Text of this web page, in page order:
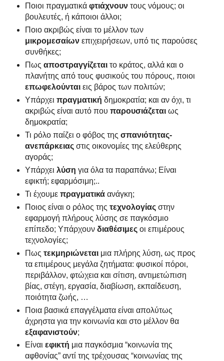
Ποιοι πραγματικά φτιάχνουντους νόμους; οι
βουλευτές, ή κάποιοι άλλοι;
Ποιο ακριβώς είναι το μέλλον των
μικρομεσαίωνεπιχειρήσεων, υπό τις παρούσες
συνθήκες;
Πως αποστραγγίζεταιτο κράτος, αλλά και ο
πλανήτης από τους φυσικούς του πόρους, ποιοι
επωφελούνταιεις βάρος των πολιτών;
Υπάρχει πραγματική δημοκρατία; και αν όχι, τι
ακριβώς είναι αυτό που παρουσιάζεταιως
δημοκρατία;
Τι ρόλο παίζει ο φόβος της σπανιότητας-
ανεπάρκειας στις οικονομίες της ελεύθερης
αγοράς;
Υπάρχει λύση για όλα τα παραπάνω; Είναι
εφικτή; εφαρμόσιμη;..
Τι έχουμε πραγματικάανάγκη;
Ποιος είναι ο ρόλος της τεχνολογίαςστην
εφαρμογή πλήρους λύσης σε παγκόσμιο
επίπεδο; Υπάρχουν διαθέσιμεςοι επιμέρους
τεχνολογίες;
Πως τεκμηριώνεταιμια πλήρης λύση, ως προς
τα επιμέρους μεγάλα ζητήματα: φυσικοί πόροι,
περιβάλλον, φτώχεια και σίτιση, αντιμετώπιση
βίας, στέγη, εργασία, διαβίωση, εκπαίδευση,
ποιότητα ζωής, …
Ποια βασικά επαγγέλματα είναι απολύτως
άχρηστα για την κοινωνία και στο μέλλον θα
εξαφανιστούν;
Είναι εφικτή μια παγκόσμια “κοινωνία της
αφθονίας” αντί της τρέχουσας “κοινωνίας της